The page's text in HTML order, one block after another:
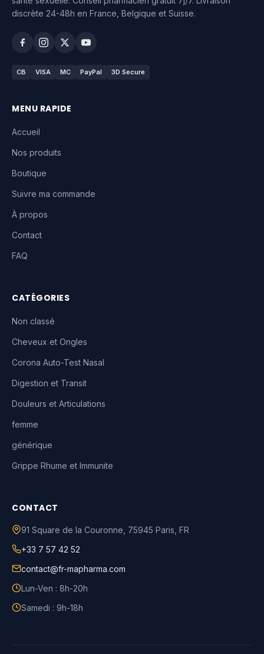
discrète 24-48h en France, Belgique et Suisse.
CB VISA MC PayPal 3D Secure
MENU RAPIDE
Accueil
Nos produits
Boutique
Suivre ma commande
À propos
Contact
FAQ
CATÉGORIES
Non classé
Cheveux et Ongles
Corona Auto-Test Nasal
Digestion et Transit
Douleurs et Articulations
femme
générique
Grippe Rhume et Immunite
CONTACT
91 Square de la Couronne 75945 Paris FR
+33 7 57 42 52
contact@fr-mapharma.com
Lun-Ven : 8h-20h
Samedi : 9h-18h